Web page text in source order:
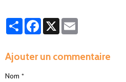
PartagerFacebook
X
Ajouter un commentaire
Nom